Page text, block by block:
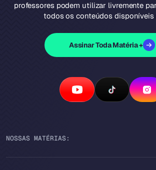
professores podem utilizar livremente
todos os conteúdos disponíveis
Assinar Toda Matéria +
NOSSAS MATÉRIAS: